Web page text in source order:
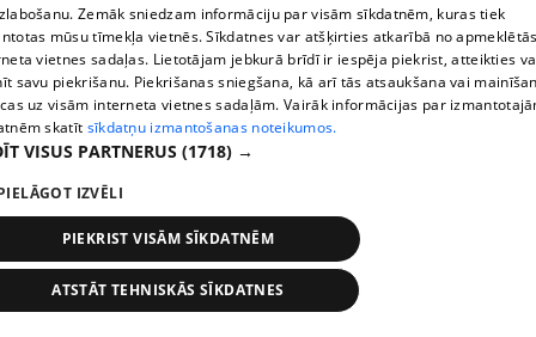
pirms 10 mēnešiem, 3 nedēļām
Zemāk sniedzam informāciju par visām sīkdatnēm, kuras tiek
mūsu tīmekļa vietnēs. Sīkdatnes var atšķirties atkarībā no
vietnes sadaļas. Lietotājam jebkurā brīdī ir iespēja piekrist, atteikties
savu piekrišanu. Piekrišanas sniegšana, kā arī tās atsaukšana vai
uz visām interneta vietnes sadaļām. Vairāk informācijas par
skatīt sīkdatņu izmantošanas noteikumos.
VISUS PARTNERUS (1718) →
IZVĒLI
PIEKRIST VISĀM SĪKDATNĒM
ATSTĀT TEHNISKĀS SĪKDATNES